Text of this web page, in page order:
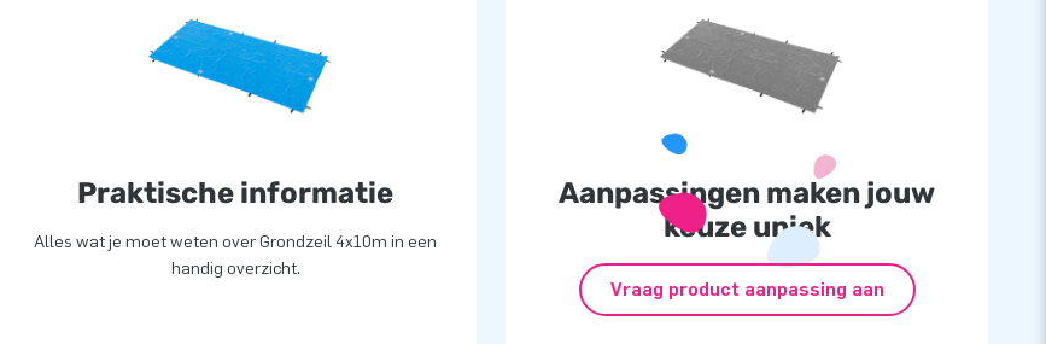
Praktische informatie
Alles wat je moet weten over Grondzeil 4x10m in een
handig overzicht.
Aanpassingen maken jouw
keuze uniek
Vraag product aanpassing aan